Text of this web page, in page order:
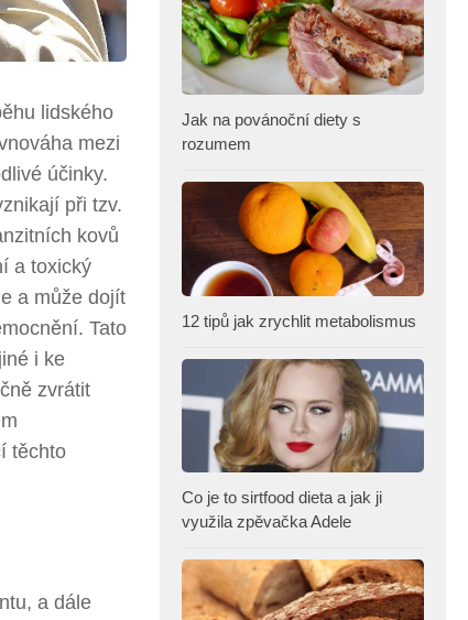
lidského
mezi
účinky.
při tzv.
kovů
a toxický
a může dojít
Tato
i ke
zvrátit
těchto
a dále
Jak na povánoční diety s
rozumem
12 tipů jak zrychlit metabolismus
Co je to sirtfood dieta a jak ji
využila zpěvačka Adele